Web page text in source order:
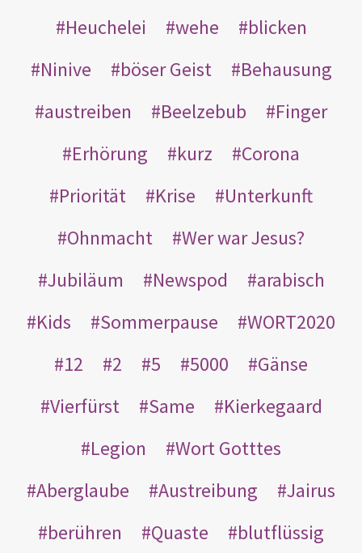
Heuchelei wehe
blicken
Ninive
böser Geist
Behausung
austreiben
Beelzebub
Finger
Erhörung
kurz
Corona
Priorität
Krise
Unterkunft
Ohnmacht
Wer war Jesus?
Jubiläum
Newspod
arabisch
Kids
Sommerpause
WORT2020
12
2 5 5000
Gänse
Vierfürst
Same
Kierkegaard
Legion
Wort Gotttes
Aberglaube
Austreibung
Jairus
berühren
Quaste
blutflüssig